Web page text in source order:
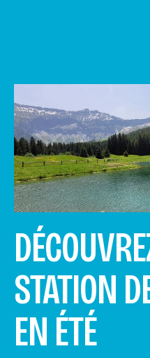
STATION
EN ÉTÉ